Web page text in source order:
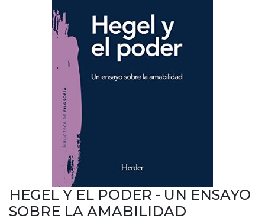
HEGEL Y EL PODER - UN ENSAYO
SOBRE LA AMABILIDAD